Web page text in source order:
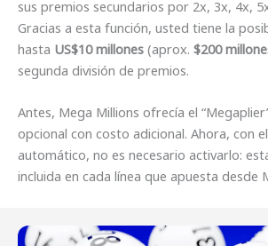
sus premios secundarios por 2x, 3x, 4x,
Gracias a esta función, usted tiene la
hasta US$10 millones (aprox. $200
segunda división de premios.
Antes, Mega Millions ofrecía el
opcional con costo adicional. Ahora, con
automático, no es necesario activarlo:
incluida en cada línea que apuesta desde